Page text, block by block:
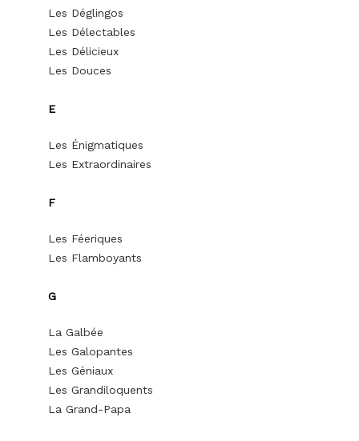
Les Déglingos
Les Délectables
Les Délicieux
Les Douces
E
Les Énigmatiques
Les Extraordinaires
F
Les Féeriques
Les Flamboyants
G
La Galbée
Les Galopantes
Les Géniaux
Les Grandiloquents
La Grand-Papa